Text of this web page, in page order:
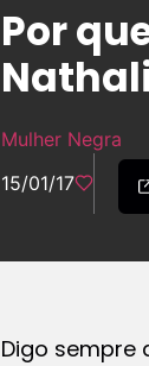
Por
Mulher Negra
15/01/17
Digo sempre